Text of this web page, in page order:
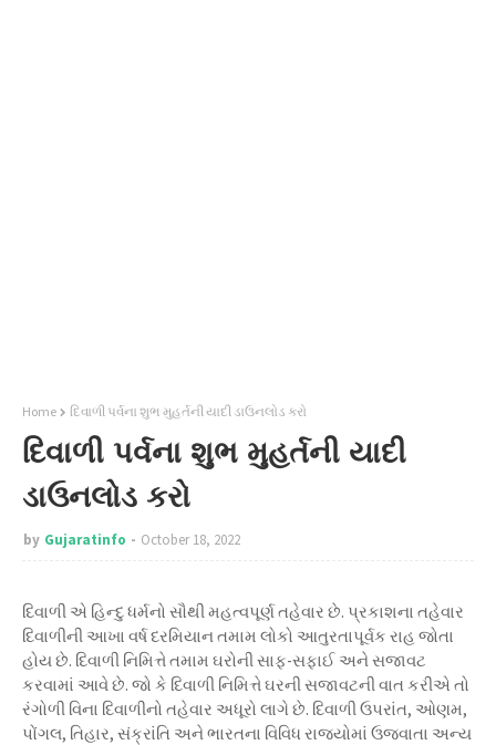
Home દિવાળી પર્વના શુભ મુહર્તની યાદી ડાઉનલોડ કરો
દિવાળી પર્વના શુભ મુહર્તની યાદી
ડાઉનલોડ કરો
by Gujaratinfo October 18, 2022
દિવાળી એ હિન્દુ ધર્મનો સૌથી મહત્વપૂર્ણ તહેવાર છે. પ્રકાશના તહેવાર
દિવાળીની આખા વર્ષ દરમિયાન તમામ લોકો આતુરતાપૂર્વક રાહ જોતા
હોય છે. દિવાળી નિમિત્તે તમામ ઘરોની સાફ-સફાઈ અને સજાવટ
કરવામાં આવે છે. જો કે દિવાળી નિમિત્તે ઘરની સજાવટની વાત કરીએ તો
રંગોળી વિના દિવાળીનો તહેવાર અધૂરો લાગે છે. દિવાળી ઉપરાંત, ઓણમ,
પોંગલ, તિહાર, સંક્રાંતિ અને ભારતના વિવિધ રાજ્યોમાં ઉજવાતા અન્ય